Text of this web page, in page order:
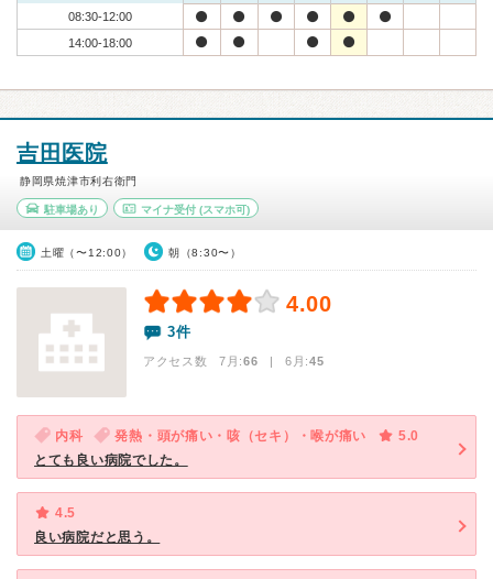
08:30-12:00
14:00-18:00
吉田医院
静岡県焼津市利右衛門
駐車場あり マイナ受付(スマホ可)
土曜（〜12:00） 朝（8:30〜）
4.00
3件
アクセス数 7月:66 | 6月:45
内科 発熱・頭が痛い・咳（セキ）・喉が痛い
5.0
とても良い病院でした。
4.5
良い病院だと思う。